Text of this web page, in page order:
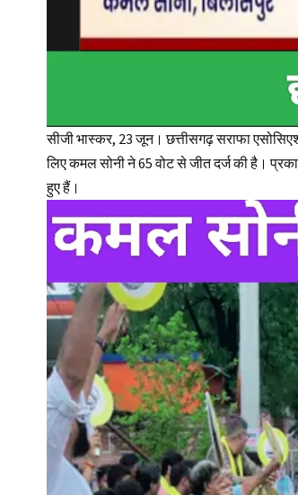
सीजी भास्कर, 23 जून। छत्तीसगढ़ सराफा
लिए कमल सोनी ने 65 वोट से जीत दर्ज की है।
हुए हैं।